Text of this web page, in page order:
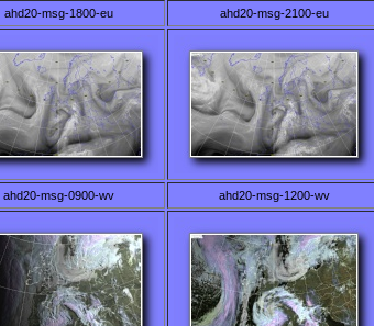
ahd20-msg-1800-eu ahd20-msg-2100-eu
ahd20-msg-0900-wv ahd20-msg-1200-wv